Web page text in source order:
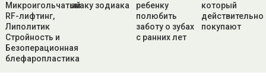
Микроигольчатый
RF-лифтинг,
Липолитик
Стройность и
Безоперационная
блефаропластика
знаку зодиака
ребенку
полюбить
заботу о зубах
с ранних лет
который
действительно
покупают